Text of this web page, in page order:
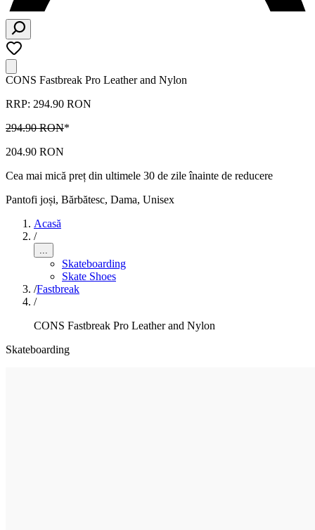
CONS Fastbreak Pro Leather and Nylon
RRP: 294.90 RON
294.90 RON*
204.90 RON
Cea mai mică preț din ultimele 30 de zile înainte de reducere
Pantofi joși, Bărbătesc, Dama, Unisex
Acasă
/
...
Skateboarding
Skate Shoes
/Fastbreak
/
CONS Fastbreak Pro Leather and Nylon
Skateboarding